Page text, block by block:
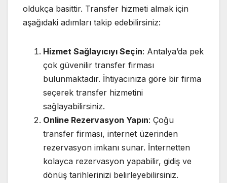
oldukça basittir. Transfer hizmeti almak için
aşağıdaki adımları takip edebilirsiniz:
Hizmet Sağlayıcıyı Seçin: Antalya’da pek
çok güvenilir transfer firması
bulunmaktadır. İhtiyacınıza göre bir firma
seçerek transfer hizmetini
sağlayabilirsiniz.
Online Rezervasyon Yapın: Çoğu
transfer firması, internet üzerinden
rezervasyon imkanı sunar. İnternetten
kolayca rezervasyon yapabilir, gidiş ve
dönüş tarihlerinizi belirleyebilirsiniz.